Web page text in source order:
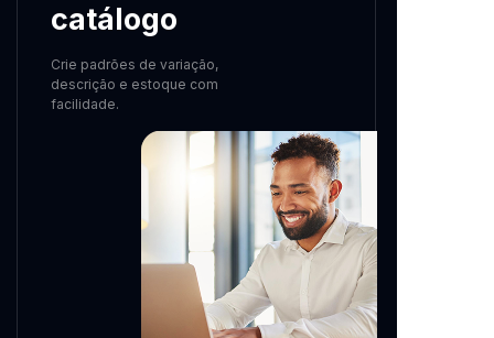
Crie padrões de variação,
descrição e estoque com
facilidade.
catálogo